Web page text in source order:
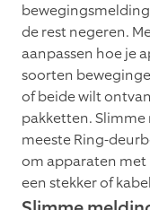
de rest negeren.
aanpassen hoe je
soorten
of beide wilt
pakketten.
meeste Ring-
om apparaten
een stekker of